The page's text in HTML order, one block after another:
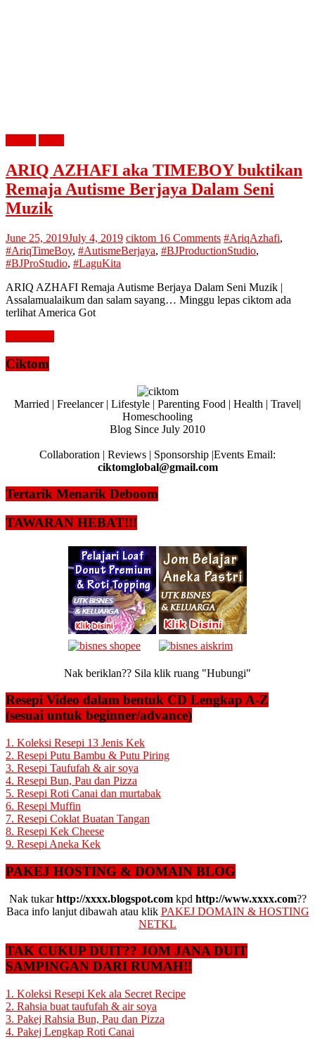
ARIQ AZHAFI aka TIMEBOY buktikan
Remaja Autisme Berjaya Dalam Seni
Muzik
June 25, 2019July 4, 2019 ciktom 16 Comments #AriqAzhafi,
#AriqTimeBoy, #AutismeBerjaya, #BJProductionStudio,
#BJProStudio, #LaguKita
ARIQ AZHAFI Remaja Autisme Berjaya Dalam Seni Muzik |
Assalamualaikum dan salam sayang… Minggu lepas ciktom ada
terlihat America Got
Ciktom
Married | Freelancer | Lifestyle | Parenting Food | Health | Travel|
Homeschooling
Blog Since July 2010
Collaboration | Reviews | Sponsorship |Events Email:
ciktomglobal@gmail.com
Tertarik Menarik Deboom
TAWARAN HEBAT!!!
Nak beriklan?? Sila klik ruang "Hubungi"
Resepi Video dalam bentuk CD Lengkap A-Z
(sesuai untuk beginner/advance)
1. Koleksi Resepi 13 Jenis Kek
2. Resepi Putu Bambu & Putu Piring
3. Resepi Taufufah & air soya
4. Resepi Bun, Pau dan Pizza
5. Resepi Roti Canai dan murtabak
6. Resepi Muffin
7. Resepi Coklat Buatan Tangan
8. Resepi Kek Cheese
9. Resepi Aneka Kek
PAKEJ HOSTING & DOMAIN BLOG
Nak tukarhttp://xxxx.blogspot.comkpd http://www.xxxx.com??
Baca info lanjut dibawah atau klik PAKEJ DOMAIN & HOSTING
NETKL
TAK CUKUP DUIT?? JOM JANA DUIT
SAMPINGAN DARI RUMAH!!
1. Koleksi Resepi Kek ala Secret Recipe
2. Rahsia buat taufufah & air soya
3. Pakej Rahsia Bun, Pau dan Pizza
4. Pakej Lengkap Roti Canai